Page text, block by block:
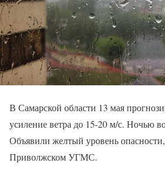
В Самарской области 13 мая
усиление ветра до 15-20 м/с. Ночью
Объявили желтый уровень
Приволжском УГМС.